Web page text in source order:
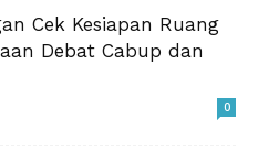
Cek Kesiapan Ruang
Debat Cabup dan
0